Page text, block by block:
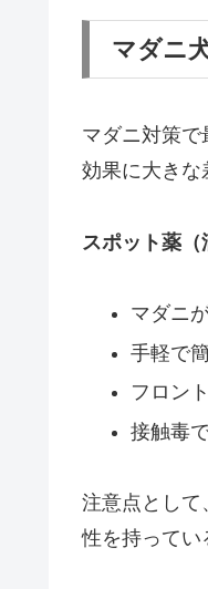
マダニ
マダニ対策
効果に大きな
スポット薬（
マダニ
手軽で
フロン
接触毒
注意点として
性を持ってい